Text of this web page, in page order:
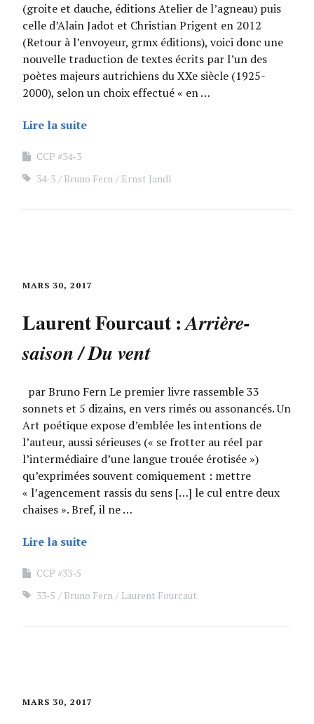
(groite et dauche, éditions Atelier de l’agneau) puis
celle d’Alain Jadot et Christian Prigent en 2012
(Retour à l’envoyeur, grmx éditions), voici donc une
nouvelle traduction de textes écrits par l’un des
poètes majeurs autrichiens du XXe siècle (1925-
2000), selon un choix effectué « en …
Lire la suite
CCP #34-3
34-3
Bruno Fern Ernst Jandl
MARS 30, 2017
Laurent Fourcaut :Arrière-
saison / Du vent
par Bruno Fern Le premier livre rassemble 33
sonnets et 5 dizains, en vers rimés ou assonancés. Un
Art poétique expose d’emblée les intentions de
l’auteur, aussi sérieuses (« se frotter au réel par
l’intermédiaire d’une langue trouée érotisée »)
qu’exprimées souvent comiquement : mettre
« l’agencement rassis du sens […] le cul entre deux
chaises ». Bref, il ne …
Lire la suite
CCP #33-5
33-5
Bruno Fern Laurent Fourcaut
MARS 30, 2017